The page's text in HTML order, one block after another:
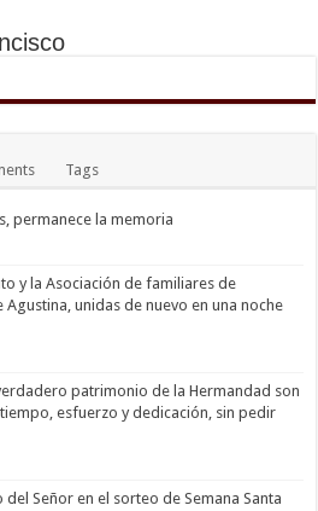
Tags
permanece la memoria
y la Asociación de familiares de
unidas de nuevo en una noche
patrimonio de la Hermandad son
esfuerzo y dedicación, sin pedir
Señor en el sorteo de Semana Santa